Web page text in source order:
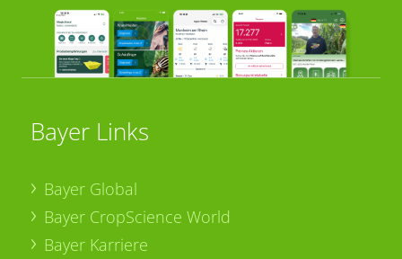
Bayer Links
Bayer Global
Bayer CropScience World
Bayer Karriere